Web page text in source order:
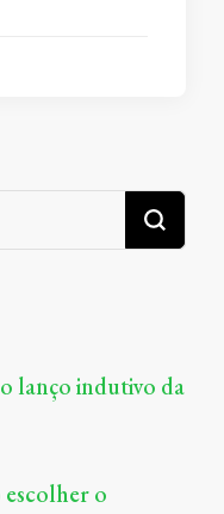
lanço indutivo da
escolher o